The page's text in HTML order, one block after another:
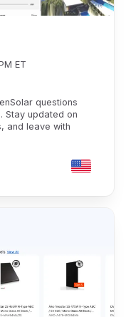
ET
questions
Stay updated on
and leave with